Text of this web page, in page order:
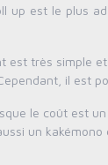
up est le plus
est très simple
il est
le coût est
un